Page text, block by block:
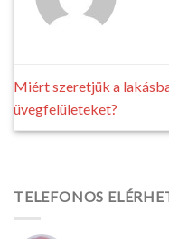
Miért szeretjük a
üvegfelületeket?
TELEFONOS